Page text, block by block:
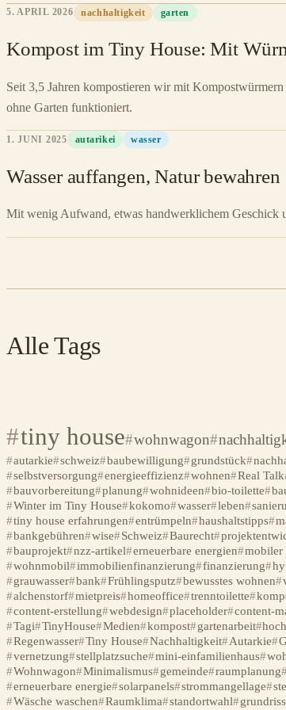
5. APRIL 2026 nachhaltigkeit garten
Kompost im Tiny House: Mit
Seit 3,5 Jahren kompostieren wir mit
ohne Garten funktioniert.
1. JUNI 2025 autarikei wasser
Wasser auffangen, Natur bewahren
Mit wenig Aufwand, etwas handwerklichem Geschick
Alle Tags
tiny house wohnwagon
autarkie schweiz baubewilligung grundstück
selbstversorgung energieeffizienz wohnen Real Talk
bauvorbereitung planung wohnideen bio-toilette
Winter im Tiny House kokomo wasser leben
tiny house erfahrungen entrümpeln haushaltstipps
bankgebühren wise Schweiz Baurecht
bauprojekt nzz-artikel erneuerbare energien mobiler
wohnmobil immobilienfinanzierung finanzierung
grauwasser bank Frühlingsputz bewusstes wohnen
alchenstorf mietpreis homeoffice trenntoilette
content-erstellung webdesign placeholder content-
Tagi TinyHouse Medien kompost gartenarbeit
Regenwasser Tiny House Nachhaltigkeit Autarkie
vernetzung stellplatzsuche mini-einfamilienhaus
Wohnwagon Minimalismus gemeinde raumplanung
erneuerbare energie solarpanels strommangellage
Wäsche waschen Raumklima standortwahl grundriss